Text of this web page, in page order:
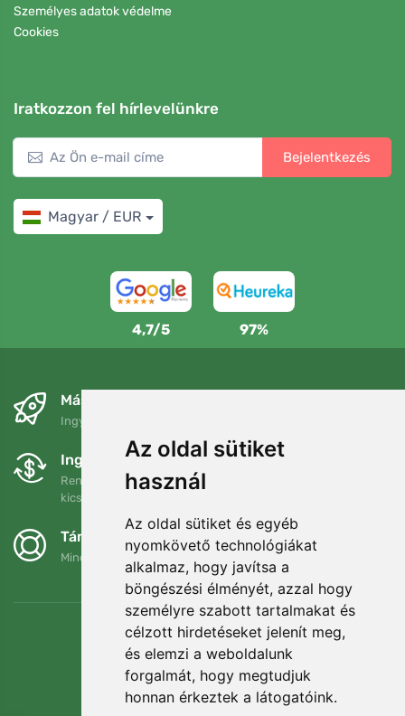
Az oldal sütiket
használ
Az oldal sütiket és egyéb
nyomkövető technológiákat
alkalmaz, hogy javítsa a
böngészési élményét, azzal hogy
személyre szabott tartalmakat és
célzott hirdetéseket jelenít meg,
és elemzi a weboldalunk
forgalmát, hogy megtudjuk
honnan érkeztek a látogatóink.
Személyes adatok védelme
Cookies
Iratkozzon fel hírlevelünkre
Bejelentkezés
Magyar / EUR
4,7/5 97%
Másnapra és ingyenesen
Ingyenes szállítás a következő összeg felett: 80 EUR
Ingyenes csere és visszaküldés
Rendelését 90 napon belül bármikor visszaküldheti vagy
kicserélheti.
Támogatjuk a Trees.org-ot
Minden megrendelésért ültetünk egy fát! Bővebben